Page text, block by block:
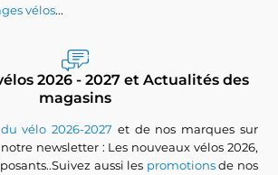
vélos...
2026 - 2027 et Actualités des
magasins
vélo 2026-2027 et de nos marques sur
newsletter : Les nouveaux vélos 2026,
aussi les promotionsde nos